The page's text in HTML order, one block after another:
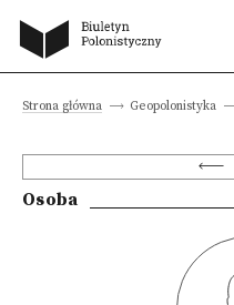
Strona główna Geopolonistyka
Osoba